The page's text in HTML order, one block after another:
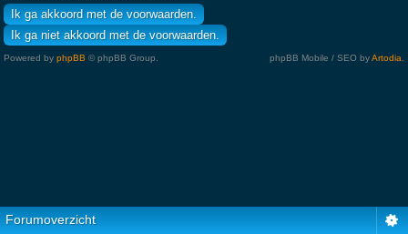
Powered by phpBB © phpBB Group. phpBB Mobile / SEO byArtodia
Forumoverzicht